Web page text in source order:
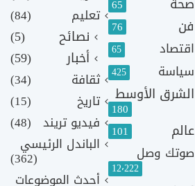
65
فن 76
اقتصاد 65
سياسة 425
الشرق الأوسط
180
عالم 101
صوتك وصل
12٬222
تعليم (84)
نصائح
(5)
أخبار
(59)
ثقافة
(34)
تاريخ
(15)
فيديو تريند (48)
الباندل الرئيسي
(362)
أحدث الموضوعات